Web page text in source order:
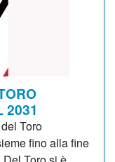
2031
Toro
fino alla fine